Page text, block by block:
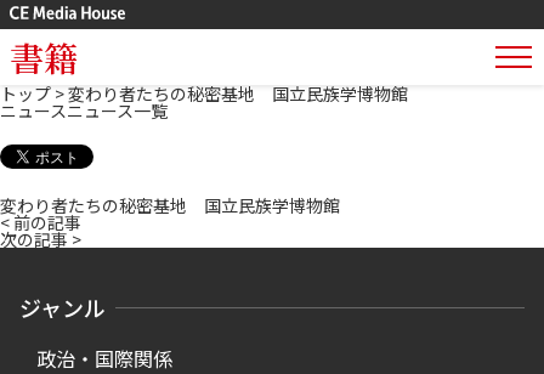
書籍
トップ >変わり者たちの秘密基地 国立民族学博物館
ニュースニュース一覧
変わり者たちの秘密基地 国立民族学博物館
< 前の記事
次の記事 >
ジャンル
政治・国際関係